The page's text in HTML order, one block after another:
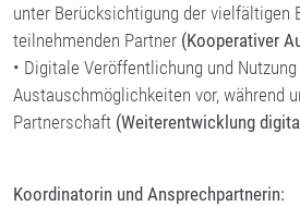
unter Berücksichtigung der vielfältigen
teilnehmenden Partner (Kooperativer
• Digitale Veröffentlichung und
Austauschmöglichkeiten vor, während
Partnerschaft (Weiterentwicklung
Koordinatorin und Ansprechpartnerin: